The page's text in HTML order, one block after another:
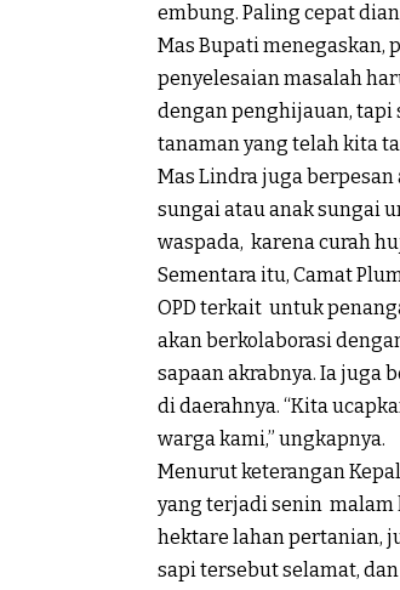
embung. Paling cepat
Mas Bupati menegaskan,
penyelesaian masalah
dengan penghijauan, tapi
tanaman yang telah kita
Mas Lindra juga
sungai atau anak sungai
waspada, karena curah
Sementara itu, Camat
OPD terkait untuk
akan berkolaborasi
sapaan akrabnya. Ia juga
di daerahnya. “Kita
warga kami,” ungkapnya.
Menurut keterangan
yang terjadi senin malam
hektare lahan pertanian,
sapi tersebut selamat,